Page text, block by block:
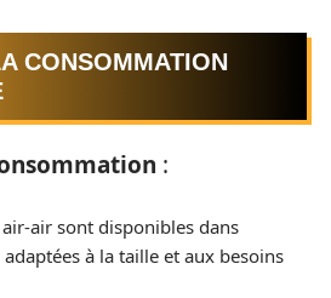
CONSOMMATION
:
air-air sont disponibles dans
à la taille et aux besoins